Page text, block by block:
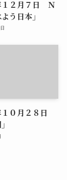
１２月７日 Ｎ
う日本」
０月２８日